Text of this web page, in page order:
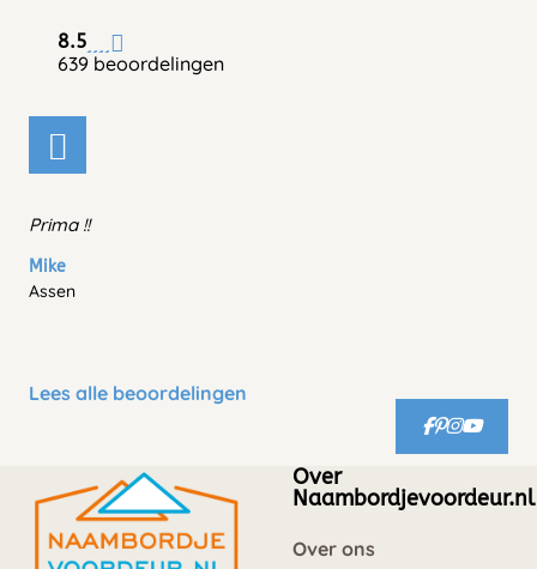
8.5
639 beoordelingen
Prima !!
Mike
Assen
Lees alle beoordelingen
Over
Naambordjevoordeur.nl
Over ons